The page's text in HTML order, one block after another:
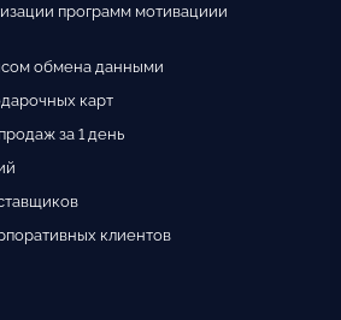
программ мотивациии
обмена данными
карт
за 1 день
клиентов